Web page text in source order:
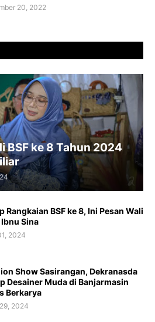
20, 2022
BSF ke 8 Tahun 2024
Rangkaian BSF ke 8, Ini Pesan Wali
Sina
2024
Show Sasirangan, Dekranasda
Desainer Muda di Banjarmasin
Berkarya
2024